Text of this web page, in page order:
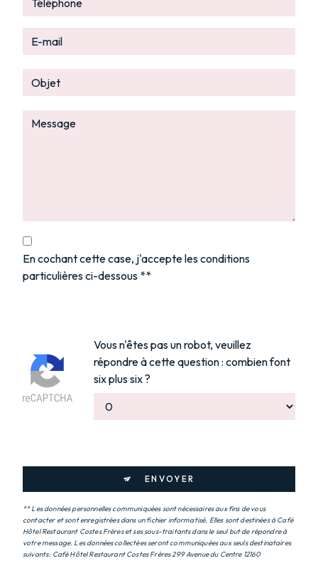
En cochant cette case, j'accepte les conditions
particulières ci-dessous **
Vous n'êtes pas un robot, veuillez
répondre à cette question : combien font
six plus six ?
ENVOYER
** Les données personnelles communiquées sont nécessaires aux fins de vous
contacter et sont enregistrées dans un fichier informatisé. Elles sont destinées à Café
Hôtel Restaurant Costes Frères et ses sous-traitants dans le seul but de répondre à
votre message. Les données collectées seront communiquées aux seuls destinataires
suivants: Café Hôtel Restaurant Costes Frères 299 Avenue du Centre 12160